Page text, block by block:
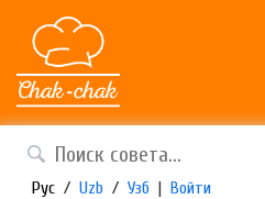
Рус / Uzb / Узб | Войти